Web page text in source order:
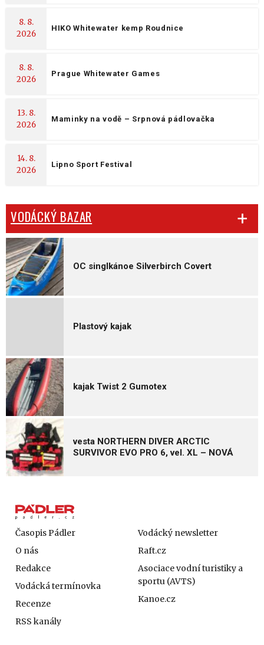
8. 8.
2026
HIKO Whitewater kemp Roudnice
8. 8.
2026
Prague Whitewater Games
13. 8.
2026
Maminky na vodě – Srpnová pádlovačka
14. 8.
2026
Lipno Sport Festival
VODÁCKÝ BAZAR
OC singlkánoe Silverbirch Covert
Plastový kajak
kajak Twist 2 Gumotex
vesta NORTHERN DIVER ARCTIC
SURVIVOR EVO PRO 6, vel. XL – NOVÁ
Časopis Pádler
O nás
Redakce
Vodácká termínovka
Recenze
Vodácký newsletter
Raft.cz
Asociace vodní turistiky a
sportu (AVTS)
Kanoe.cz
RSS kanály